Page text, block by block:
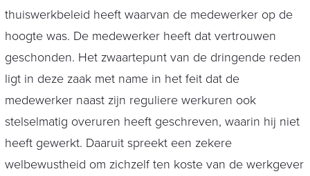
thuiswerkbeleid heeft waarvan de medewerker op de
hoogte was. De medewerker heeft dat vertrouwen
geschonden. Het zwaartepunt van de dringende reden
ligt in deze zaak met name in het feit dat de
medewerker naast zijn reguliere werkuren ook
stelselmatig overuren heeft geschreven, waarin hij niet
heeft gewerkt. Daaruit spreekt een zekere
welbewustheid om zichzelf ten koste van de werkgever